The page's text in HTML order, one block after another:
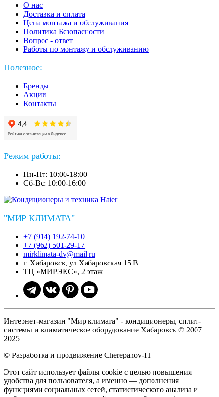
О нас
Доставка и оплата
Цена монтажа и обслуживания
Политика Безопасности
Вопрос - ответ
Работы по монтажу и обслуживанию
Полезное:
Бренды
Акции
Контакты
Режим работы:
Пн-Пт: 10:00-18:00
Сб-Вс: 10:00-16:00
"МИР КЛИМАТА"
+7 (914) 192-74-10
+7 (962) 501-29-17
mirklimata-dv@mail.ru
г. Хабаровск, ул.Хабаровская 15 В
ТЦ «МИРЭКС», 2 этаж
Интернет-магазин "Мир климата" - кондиционеры, сплит-
системы и климатическое оборудование Хабаровск © 2007-
2025
© Разработка и продвижение Cherepanov-IT
Этот сайт использует файлы cookie с целью повышения
удобства для пользователя, а именно — дополнения
функциями социальных сетей, статистического анализа и